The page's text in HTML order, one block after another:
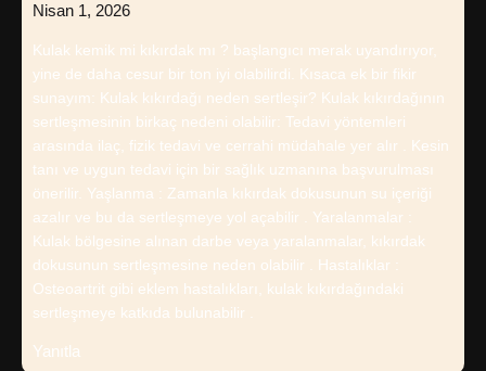
Nisan 1, 2026
Kulak kemik mi kıkırdak mı ? başlangıcı merak uyandırıyor,
yine de daha cesur bir ton iyi olabilirdi. Kısaca ek bir fikir
sunayım: Kulak kıkırdağı neden sertleşir? Kulak kıkırdağının
sertleşmesinin birkaç nedeni olabilir: Tedavi yöntemleri
arasında ilaç, fizik tedavi ve cerrahi müdahale yer alır . Kesin
tanı ve uygun tedavi için bir sağlık uzmanına başvurulması
önerilir. Yaşlanma : Zamanla kıkırdak dokusunun su içeriği
azalır ve bu da sertleşmeye yol açabilir . Yaralanmalar :
Kulak bölgesine alınan darbe veya yaralanmalar, kıkırdak
dokusunun sertleşmesine neden olabilir . Hastalıklar :
Osteoartrit gibi eklem hastalıkları, kulak kıkırdağındaki
sertleşmeye katkıda bulunabilir .
Yanıtla